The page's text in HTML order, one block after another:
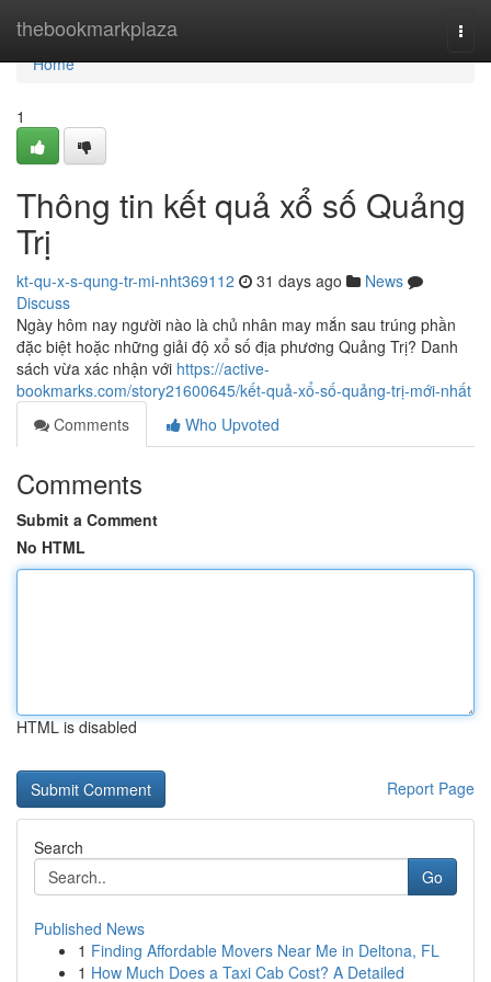
thebookmarkplaza
Home
Home
1
Thông tin kết quả xổ số Quảng
Trị
kt-qu-x-s-qung-tr-mi-nht369112 31 days ago
News
Discuss
Ngày hôm nay người nào là chủ nhân may mắn sau trúng phần
đặc biệt hoặc những giải độ xổ số địa phương Quảng Trị? Danh
sách vừa xác nhận với https://active-
bookmarks.com/story21600645/kết-quả-xổ-số-quảng-trị-mới-nhất
Comments
Who Upvoted
Comments
Submit a Comment
No HTML
HTML is disabled
Report Page
Search
Go
Published News
1 Finding Affordable Movers Near Me in Deltona, FL
1 How Much Does a Taxi Cab Cost? A Detailed